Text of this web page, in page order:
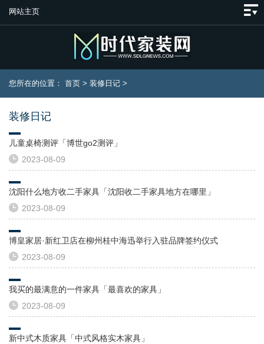
网站主页
您所在的位置： 首页 > 装修日记 >
装修日记
儿童桌椅测评「博世go2测评」
2023-08-09
沈阳什么地方收二手家具「沈阳收二手家具地方在哪里」
2023-08-09
博皇家居·新红卫店在柳州桂中海迅举行入驻品牌签约仪式​
2023-08-09
我买的最满意的一件家具「最喜欢的家具」
2023-08-09
新中式木质家具「中式风格实木家具」